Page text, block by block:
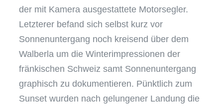
der mit Kamera ausgestattete Motorsegler.
Letzterer befand sich selbst kurz vor
Sonnenuntergang noch kreisend über dem
Walberla um die Winterimpressionen der
fränkischen Schweiz samt Sonnenuntergang
graphisch zu dokumentieren. Pünktlich zum
Sunset wurden nach gelungener Landung die